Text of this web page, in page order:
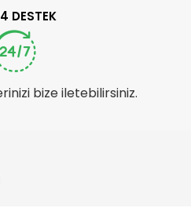
DESTEK
bize iletebilirsiniz.